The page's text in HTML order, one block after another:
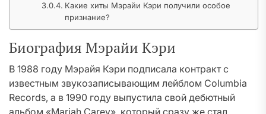
Какие хиты Мэрайи Кэри получили особое
признание?
Биография Мэрайи Кэри
В 1988 году Мэрайя Кэри подписала контракт с
известным звукозаписывающим лейблом Columbia
Records, а в 1990 году выпустила свой дебютный
альбом «Mariah Carey», который сразу же стал